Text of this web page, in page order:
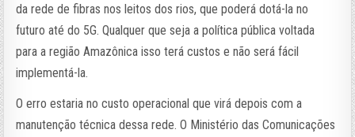
da rede de fibras nos leitos dos rios, que poderá dotá-la no
futuro até do 5G. Qualquer que seja a política pública voltada
para a região Amazônica isso terá custos e não será fácil
implementá-la.
O erro estaria no custo operacional que virá depois com a
manutenção técnica dessa rede. O Ministério das Comunicações